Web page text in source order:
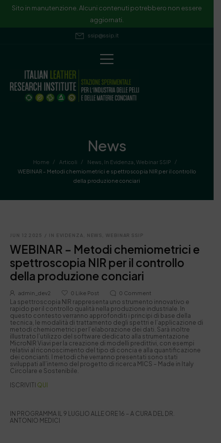
Sito in manutenzione. Alcuni contenuti potrebbero non essere
aggiornati.
ssip@ssip.it
News
Home / Articoli / News In Evidenza Webinar SSIP
/
WEBINAR – Metodi chemiometrici e spettroscopia NIR per il controllo
della produzione conciari
JUN 12 2025 / IN EVIDENZA, NEWS,WEBINAR SSIP
WEBINAR – Metodi chemiometrici e
spettroscopia NIR per il controllo
della produzione conciari
admin_dev2 0 Like Post 0 Comment
La spettroscopia NIR rappresenta uno strumento innovativo e
rapido per il controllo qualità nella produzione industriale. In
questo contesto verranno approfonditi i principi di base della
tecnica, le modalità di trattamento degli spettri e l’applicazione di
metodi chemiometrici per l’elaborazione dei dati. Sarà inoltre
illustrato l’utilizzo del software dedicato alla strumentazione
MicroNIR Viavi per la creazione di modelli predittivi, con esempi
relativi al riconoscimento del tipo di concia e alla quantificazione
dei concianti. I metodi che verranno presentati sono stati
sviluppati all’interno del progetto di ricerca MICS – Made in Italy
Circolare e Sostenibile.
ISCRIVITI QUI
IN PROGRAMMA IL 9 LUGLIO ALLE ORE 16 – A CURA DEL DR.
ANTONIO MEDICI